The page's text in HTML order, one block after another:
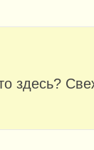
здесь?